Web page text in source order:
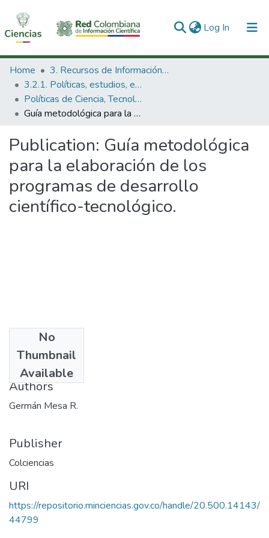
Log In (current)
Communities & Collections
All of DSpace
Statistics
Home
3. Recursos de Información Científica y Tecnológica
3.2.1. Políticas, estudios, evaluaciones e indicadores de CTeI
Políticas de Ciencia, Tecnología e Innovación
Guía metodológica para la elaboración de los programas de desarrollo científico-tecnológico.
Publication: Guía metodológica
para la elaboración de los
programas de desarrollo
científico-tecnológico.
No
Thumbnail
Available
1983
Authors
Germán Mesa R.
Publisher
Colciencias
URI
https://repositorio.minciencias.gov.co/handle/20.500.14143/
44799